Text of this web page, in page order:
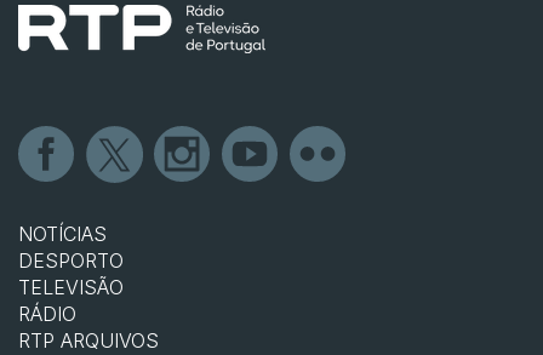
NOTÍCIAS
DESPORTO
TELEVISÃO
RÁDIO
RTP ARQUIVOS